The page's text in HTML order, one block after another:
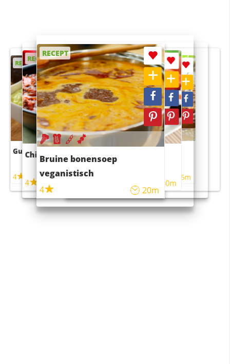
RECEPT
Guacamole
4
RECEPT
Chili con carne
4 45m
RECEPT
Bruine bonensoep
veganistisch
4
20m
RECEPT
Sushi rijstsalade
maaltijdsalade
40m
RECEPT
4 55m